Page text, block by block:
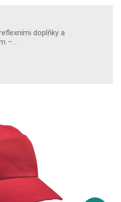
doplňky a
–…